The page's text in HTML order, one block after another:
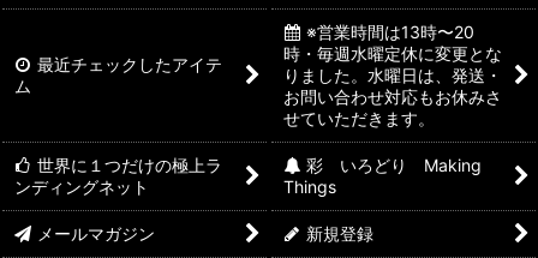
最近チェックしたアイテ
ム
※営業時間は13時〜20
時・毎週水曜定休に変更とな
りました。水曜日は、発送・
お問い合わせ対応もお休みさ
せていただきます。
世界に１つだけの極上ラ
ンディングネット
彩 いろどり Making
Things
メールマガジン 新規登録